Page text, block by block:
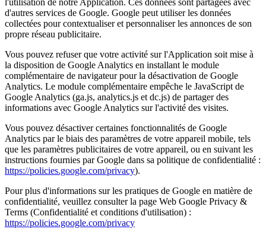
l'utilisation de notre Application. Ces données sont partagées avec
d'autres services de Google. Google peut utiliser les données
collectées pour contextualiser et personnaliser les annonces de son
propre réseau publicitaire.
Vous pouvez refuser que votre activité sur l'Application soit mise à
la disposition de Google Analytics en installant le module
complémentaire de navigateur pour la désactivation de Google
Analytics. Le module complémentaire empêche le JavaScript de
Google Analytics (ga.js, analytics.js et dc.js) de partager des
informations avec Google Analytics sur l'activité des visites.
Vous pouvez désactiver certaines fonctionnalités de Google
Analytics par le biais des paramètres de votre appareil mobile, tels
que les paramètres publicitaires de votre appareil, ou en suivant les
instructions fournies par Google dans sa politique de confidentialité :
https://policies.google.com/privacy).
Pour plus d'informations sur les pratiques de Google en matière de
confidentialité, veuillez consulter la page Web Google Privacy &
Terms (Confidentialité et conditions d'utilisation) :
https://policies.google.com/privacy